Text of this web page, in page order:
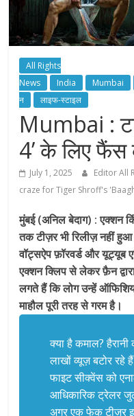
All Rights
News
India Mumbai
न
लाइफ-स्टाइल
Mumbai :
4’ के लिए फैंस
July 1, 2025 Editor All
craze for Tiger Shroff's
मुंबई (अनिल बेदाग) : एक्शन
तक टीज़र भी रिलीज़ नहीं
वॉट्सऐप फ़ॉरवर्ड और यूट्यूब
एक्शन क्लिप से लेकर फ़ैन
लगते हैं कि लोग उन्हें
माहौल पूरी तरह से गरम है।
क्या है कमाल?
लाखों व्यूज़ बटोर रहे
फाइट सीक्वेंस को
आधिकारिक ट्रेलर
अगर एक फेक टीज़र